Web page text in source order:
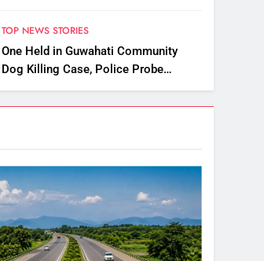
TOP NEWS STORIES
One Held in Guwahati Community
Dog Killing Case, Police Probe
Possible Link Between Two Deaths